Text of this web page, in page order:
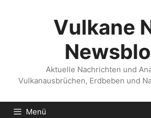
Vulkane
Aktuelle Nachrichten und
Vulkanausbrüchen, Erdbeben und
Menü